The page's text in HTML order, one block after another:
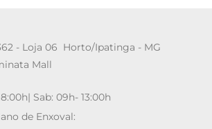
- Loja 06 Horto/Ipatinga - MG
Mall
Sab: 09h- 13:00h
de Enxoval: